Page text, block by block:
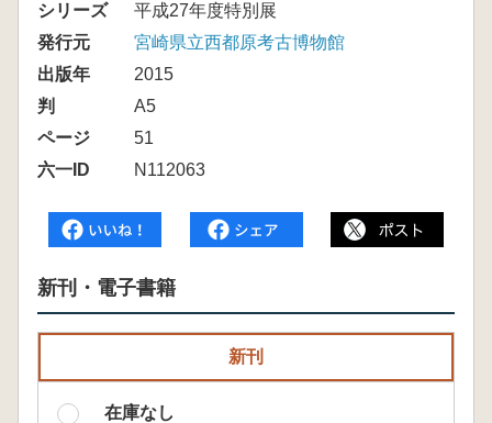
シリーズ
平成27年度特別展
発行元
宮崎県立西都原考古博物館
出版年
2015
判
A5
ページ
51
六一ID
N112063
新刊・電子書籍
新刊
在庫なし